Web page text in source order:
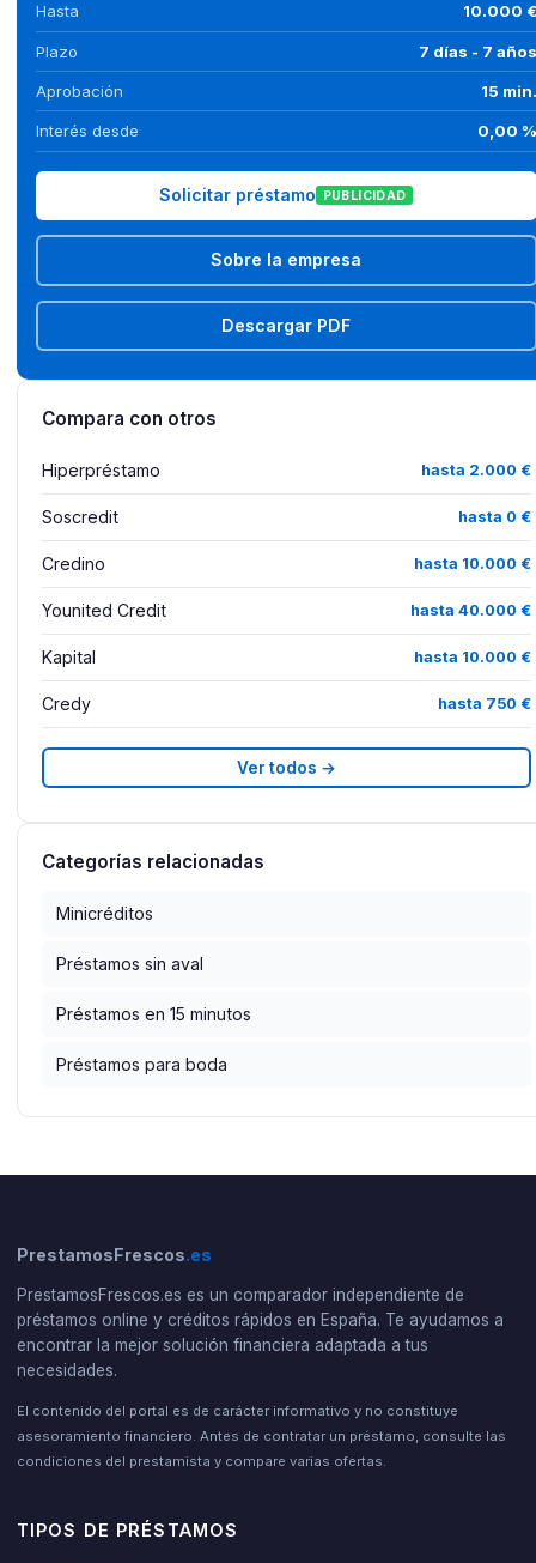
Hasta 10.000 €
Plazo 7 días - 7 años
Aprobación 15 min.
Interés desde 0,00 %
Solicitar préstamo PUBLICIDAD
Sobre la empresa
Descargar PDF
Compara con otros
Hiperpréstamo hasta 2.000 €
Soscredit hasta 0 €
Credino hasta 10.000 €
Younited Credit hasta 40.000 €
Kapital hasta 10.000 €
Credy hasta 750 €
Ver todos →
Categorías relacionadas
Minicréditos
Préstamos sin aval
Préstamos en 15 minutos
Préstamos para boda
PrestamosFrescos.es
PrestamosFrescos.es es un comparador independiente de
préstamos online y créditos rápidos en España. Te ayudamos a
encontrar la mejor solución financiera adaptada a tus
necesidades.
El contenido del portal es de carácter informativo y no constituye
asesoramiento financiero. Antes de contratar un préstamo, consulte las
condiciones del prestamista y compare varias ofertas.
TIPOS DE PRÉSTAMOS